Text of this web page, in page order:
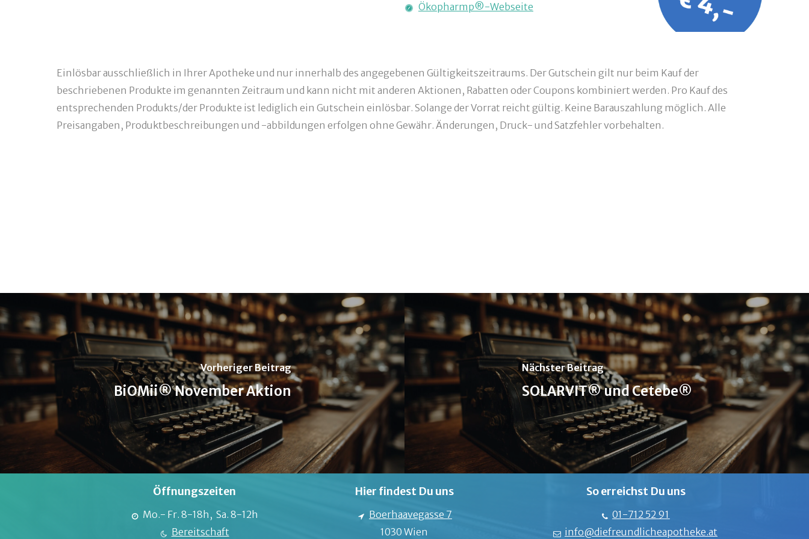
Ökopharmp®-Webseite
Einlösbar ausschließlich in Ihrer Apotheke und nur innerhalb des angegebenen Gültigkeitszeitraums. Der Gutschein gilt nur beim Kauf der
beschriebenen Produkte im genannten Zeitraum und kann nicht mit anderen Aktionen, Rabatten oder Coupons kombiniert werden. Pro Kauf des
entsprechenden Produkts/der Produkte ist lediglich ein Gutschein einlösbar. Solange der Vorrat reicht gültig. Keine Barauszahlung möglich. Alle
Preisangaben, Produktbeschreibungen und -abbildungen erfolgen ohne Gewähr. Änderungen, Druck- und Satzfehler vorbehalten.
Vorheriger Beitrag
BiOMii® November Aktion
Nächster Beitrag
SOLARVIT® und Cetebe®
Öffnungszeiten
Mo.- Fr. 8-18h, Sa. 8-12h
Bereitschaft
Hier findest Du uns
Boerhaavegasse 7
1030 Wien
So erreichst Du uns
01-712 52 91
info@diefreundlicheapotheke.at